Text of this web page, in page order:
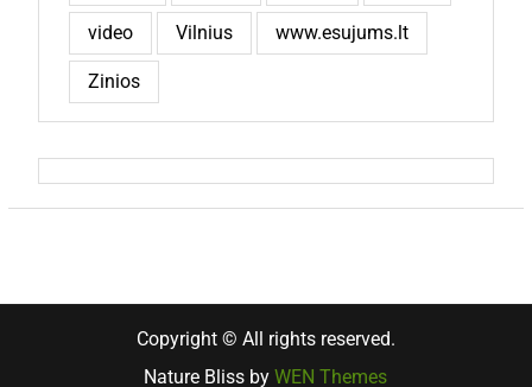
video Vilnius www.esujums.lt
Zinios
Copyright © All rights reserved.
Nature Bliss byWEN Themes